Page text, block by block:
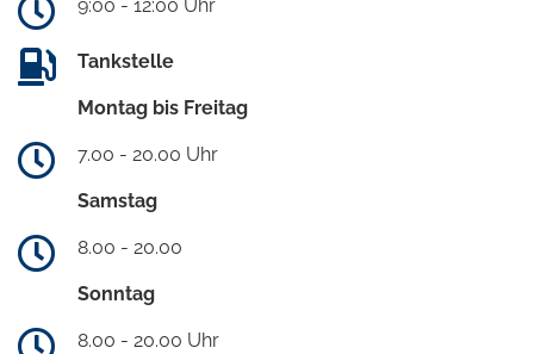
9:00 - 12:00 Uhr
Tankstelle
Montag bis Freitag
7.00 - 20.00 Uhr
Samstag
8.00 - 20.00
Sonntag
8.00 - 20.00 Uhr